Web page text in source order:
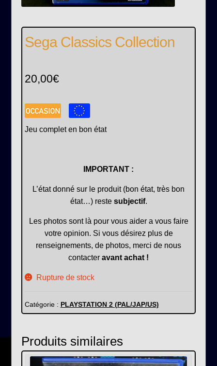
Sega Classics Collection
20,00€
Jeu complet en bon état
IMPORTANT :
L’état donné sur le produit (bon état, très bon
état…) reste subjectif.
Les photos sont là pour vous aider a vous faire
votre opinion. Si vous désirez plus de
renseignements, de photos, merci de nous
contacter avant achat !
Rupture de stock
Catégorie : PLAYSTATION 2 (PAL/JAP/US)
Produits similaires